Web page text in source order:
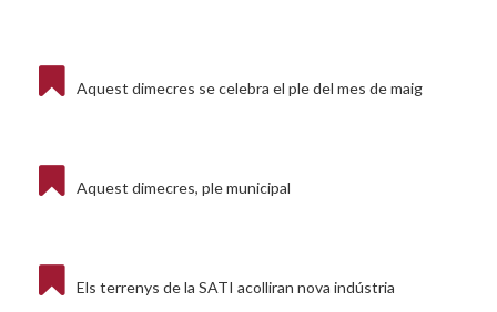
Aquest dimecres se celebra el ple del mes de maig
Aquest dimecres, ple municipal
Els terrenys de la SATI acolliran nova indústria